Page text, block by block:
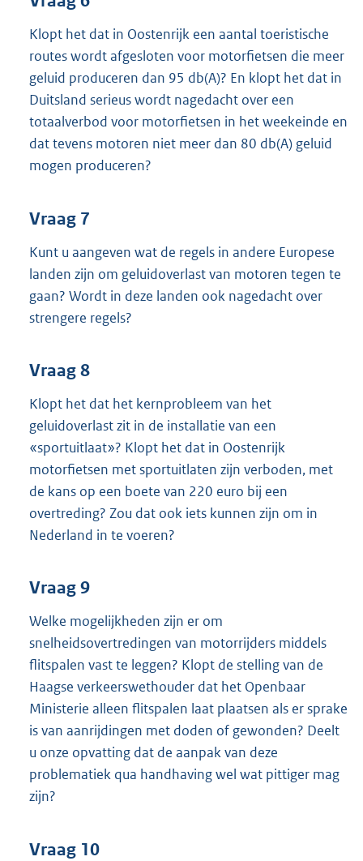
Klopt het dat in Oostenrijk een aantal toeristische
routes wordt afgesloten voor motorfietsen die meer
geluid produceren dan 95 db(A)? En klopt het dat in
Duitsland serieus wordt nagedacht over een
totaalverbod voor motorfietsen in het weekeinde en
dat tevens motoren niet meer dan 80 db(A) geluid
mogen produceren?
Vraag 7
Kunt u aangeven wat de regels in andere Europese
landen zijn om geluidoverlast van motoren tegen te
gaan? Wordt in deze landen ook nagedacht over
strengere regels?
Vraag 8
Klopt het dat het kernprobleem van het
geluidoverlast zit in de installatie van een
«sportuitlaat»? Klopt het dat in Oostenrijk
motorfietsen met sportuitlaten zijn verboden, met
de kans op een boete van 220 euro bij een
overtreding? Zou dat ook iets kunnen zijn om in
Nederland in te voeren?
Vraag 9
Welke mogelijkheden zijn er om
snelheidsovertredingen van motorrijders middels
flitspalen vast te leggen? Klopt de stelling van de
Haagse verkeerswethouder dat het Openbaar
Ministerie alleen flitspalen laat plaatsen als er sprake
is van aanrijdingen met doden of gewonden? Deelt
u onze opvatting dat de aanpak van deze
problematiek qua handhaving wel wat pittiger mag
zijn?
Vraag 10